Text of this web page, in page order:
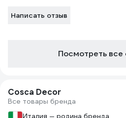
Написать отзыв
Посмотреть все
Cosca Decor
Все товары бренда
Италия — родина бренда